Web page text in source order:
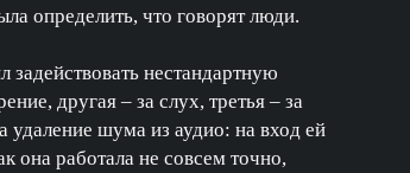
определить, что говорят люди.
нестандартную
другая – за слух, третья – за
удаление шума из аудио: на вход ей
она работала не совсем точно,